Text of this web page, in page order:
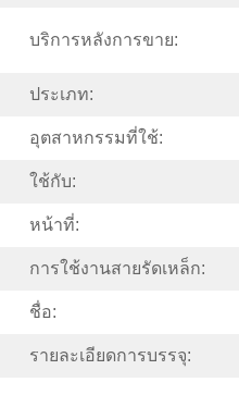
บริการหลังการขาย:
ประเภท:
อุตสาหกรรมที่ใช้:
ใช้กับ:
หน้าที่:
การใช้งานสายรัดเหล็ก:
ชื่อ:
รายละเอียดการบรรจุ: